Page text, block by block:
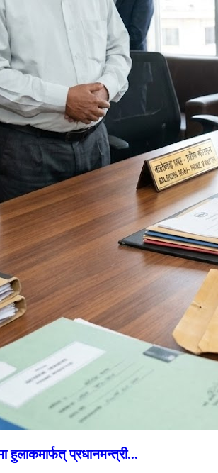
प्रधानमन्त्री...